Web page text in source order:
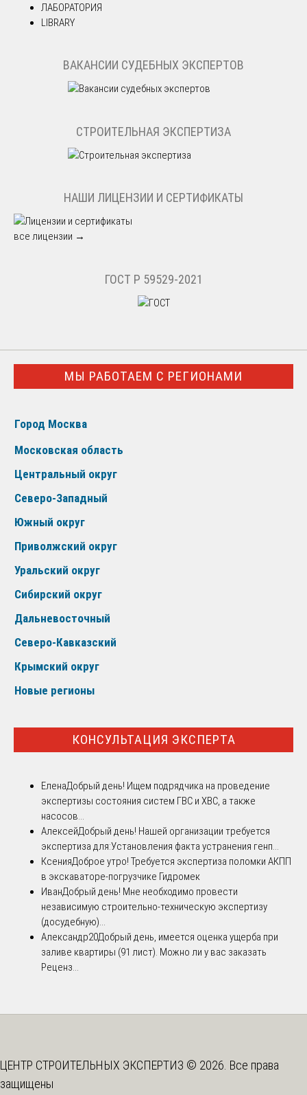
ЛАБОРАТОРИЯ
LIBRARY
ВАКАНСИИ СУДЕБНЫХ ЭКСПЕРТОВ
СТРОИТЕЛЬНАЯ ЭКСПЕРТИЗА
НАШИ ЛИЦЕНЗИИ И СЕРТИФИКАТЫ
все лицензии →
ГОСТ Р 59529-2021
МЫ РАБОТАЕМ С РЕГИОНАМИ
Город Москва
Московская область
Центральный округ
Северо-Западный
Южный округ
Приволжский округ
Уральский округ
Сибирский округ
Дальневосточный
Северо-Кавказский
Крымский округ
Новые регионы
КОНСУЛЬТАЦИЯ ЭКСПЕРТА
ЕленаДобрый день! Ищем подрядчика на проведение
экспертизы состояния систем ГВС и ХВС, а также
насосов...
АлексейДобрый день! Нашей организации требуется
экспертиза для:Установления факта устранения генп...
КсенияДоброе утро! Требуется экспертиза поломки АКПП
в экскаваторе-погрузчике Гидромек
ИванДобрый день! Мне необходимо провести
независимую строительно-техническую экспертизу
(досудебную)...
Александр20Добрый день, имеется оценка ущерба при
заливе квартиры (91 лист). Можно ли у вас заказать
Реценз...
ЦЕНТР СТРОИТЕЛЬНЫХ ЭКСПЕРТИЗ © 2026. Все права
защищены